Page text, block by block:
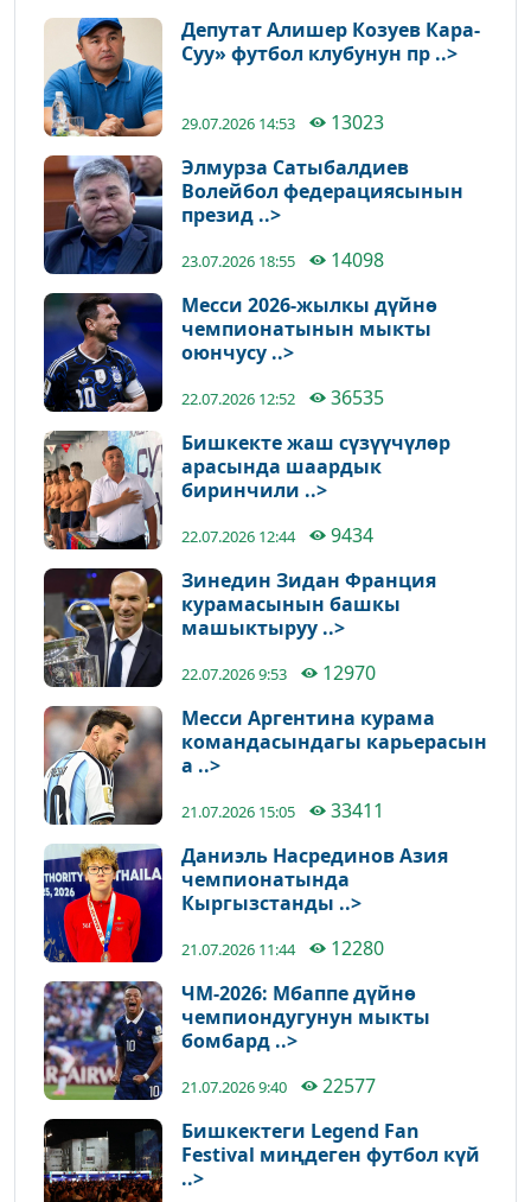
Депутат Алишер Козуев Кара-
Суу» футбол клубунун пр ..>
29.07.2026 14:53
13023
Элмурза Сатыбалдиев
Волейбол федерациясынын
презид ..>
23.07.2026 18:55
14098
Месси 2026-жылкы дүйнө
чемпионатынын мыкты
оюнчусу ..>
22.07.2026 12:52
36535
Бишкекте жаш сүзүүчүлөр
арасында шаардык
биринчили ..>
22.07.2026 12:44
9434
Зинедин Зидан Франция
курамасынын башкы
машыктыруу ..>
22.07.2026 9:53
12970
Месси Аргентина курама
командасындагы карьерасын
а ..>
21.07.2026 15:05
33411
Даниэль Насрединов Азия
чемпионатында
Кыргызстанды ..>
21.07.2026 11:44
12280
ЧМ-2026: Мбаппе дүйнө
чемпиондугунун мыкты
бомбард ..>
21.07.2026 9:40
22577
Бишкектеги Legend Fan
Festival миңдеген футбол күй
..>